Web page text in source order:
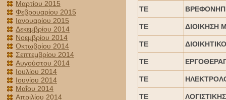
Μαρτίου 2015
Φεβρουαρίου 2015
Ιανουαρίου 2015
Δεκεμβρίου 2014
Νοεμβρίου 2014
Οκτωβρίου 2014
Σεπτεμβρίου 2014
Αυγούστου 2014
Ιουλίου 2014
Ιουνίου 2014
Μαΐου 2014
Απριλίου 2014
ΤΕ
ΤΕ ΔΙΟΙΚΗΣΗ
ΤΕ
ΤΕ
ΤΕ
ΤΕ